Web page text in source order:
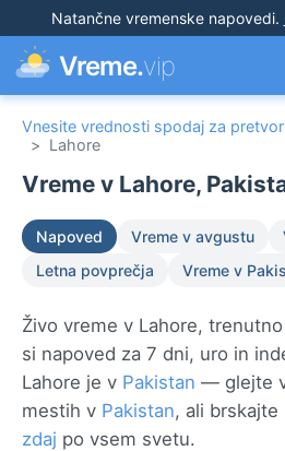
Natančne vremenske napovedi.
Vreme.vip
Vnesite vrednosti spodaj za
> Lahore
Vreme v Lahore,
Napoved Vreme v avgustu
Letna povprečja
Vreme v
Živo vreme v Lahore,
si napoved za 7 dni, uro in
Lahore je v Pakistan — glejte
mestih v Pakistan, ali brskajte
zdaj po vsem svetu.